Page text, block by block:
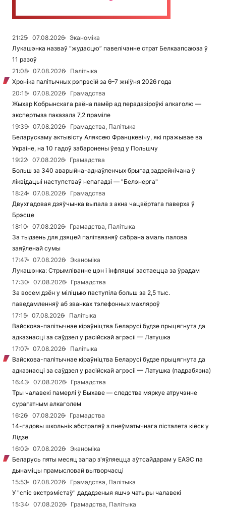
21:25 07.08.2026
Эканоміка
Лукашэнка назваў “жудасцю” павелічэнне страт Белкаапсаюза ў
11 разоў
21:08
07.08.2026
Палітыка
Хроніка палітычных рэпрэсій за 6–7 жніўня 2026 года
20:15
07.08.2026
Грамадства
Жыхар Кобрынскага раёна памёр ад перадазіроўкі алкаголю —
экспертыза паказала 7,2 праміле
19:39
07.08.2026
Грамадства, Палітыка
Беларускаму актывісту Аляксею Францкевічу, які пражывае ва
Украіне, на 10 гадоў забаронены ўезд у Польшчу
19:22
07.08.2026
Грамадства
Больш за 340 аварыйна-аднаўленчых брыгад задзейнічана ў
ліквідацыі наступстваў непагадзі — "Белэнерга"
18:24
07.08.2026
Грамадства
Двухгадовая дзяўчынка выпала з акна чацвёртага паверха ў
Брэсце
18:10
07.08.2026
Грамадства, Палітыка
За тыдзень для дзяцей палітвязняў сабрана амаль палова
заяўленай сумы
17:47
07.08.2026
Эканоміка
Лукашэнка: Стрымліванне цэн і інфляцыі застаецца за ўрадам
17:30
07.08.2026
Грамадства
За восем дзён у міліцыю паступіла больш за 2,5 тыс.
паведамленняў аб званках тэлефонных махляроў
17:15
07.08.2026
Палітыка
Вайскова-палітычнае кіраўніцтва Беларусі будзе прыцягнута да
адказнасці за саўдзел у расійскай агрэсіі — Латушка
17:07
07.08.2026
Палітыка
Вайскова-палітычнае кіраўніцтва Беларусі будзе прыцягнута да
адказнасці за саўдзел у расійскай агрэсіі — Латушка (падрабязна)
16:43
07.08.2026
Грамадства
Тры чалавекі памерлі ў Быхаве — следства мяркуе атручэнне
сурагатным алкаголем
16:26
07.08.2026
Грамадства
14-гадовы школьнік абстраляў з пнеўматычнага пісталета кіёск у
Лідзе
16:02
07.08.2026
Эканоміка
Беларусь пяты месяц запар з'яўляецца аўтсайдарам у ЕАЭС па
дынаміцы прамысловай вытворчасці
15:53
07.08.2026
Грамадства, Палітыка
У "спіс экстрэмістаў" дададзеныя яшчэ чатыры чалавекі
15:34
07.08.2026
Грамадства, Палітыка